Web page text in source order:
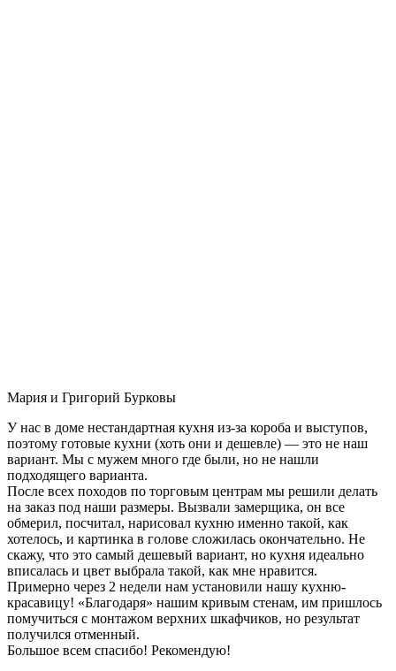
Мария и Григорий Бурковы
У нас в доме нестандартная кухня из-за короба и выступов,
поэтому готовые кухни (хоть они и дешевле) — это не наш
вариант. Мы с мужем много где были, но не нашли
подходящего варианта.
После всех походов по торговым центрам мы решили делать
на заказ под наши размеры. Вызвали замерщика, он все
обмерил, посчитал, нарисовал кухню именно такой, как
хотелось, и картинка в голове сложилась окончательно. Не
скажу, что это самый дешевый вариант, но кухня идеально
вписалась и цвет выбрала такой, как мне нравится.
Примерно через 2 недели нам установили нашу кухню-
красавицу! «Благодаря» нашим кривым стенам, им пришлось
помучиться с монтажом верхних шкафчиков, но результат
получился отменный.
Большое всем спасибо! Рекомендую!